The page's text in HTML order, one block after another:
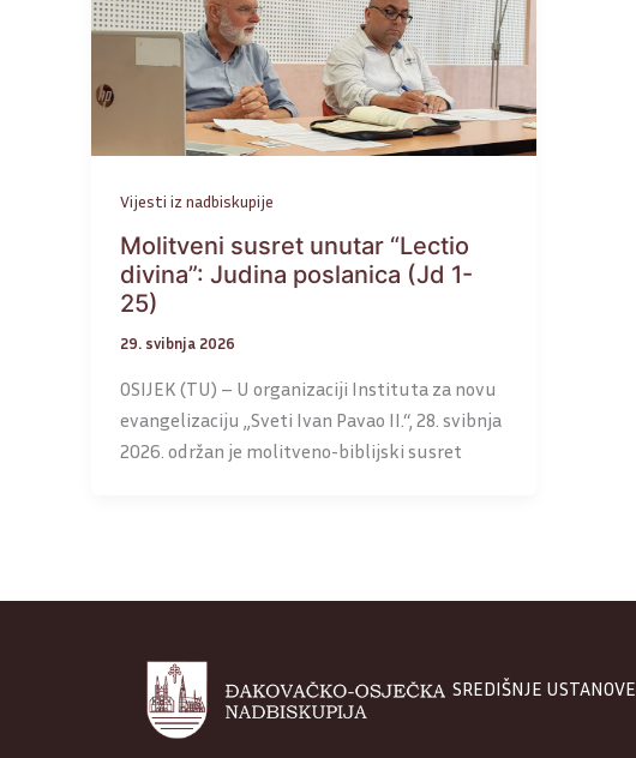
Vijesti iz nadbiskupije
Molitveni susret unutar “Lectio
divina”: Judina poslanica (Jd 1-
25)
29. svibnja 2026
OSIJEK (TU) – U organizaciji Instituta za novu
evangelizaciju „Sveti Ivan Pavao II.“, 28. svibnja
2026. održan je molitveno-biblijski susret
SREDIŠNJE USTANOVE